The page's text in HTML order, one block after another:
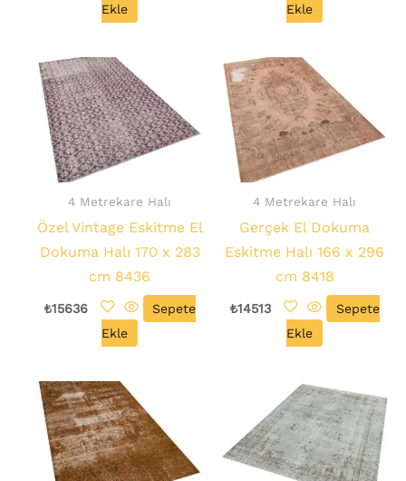
Ekle
Ekle
4 Metrekare Halı
Özel Vintage Eskitme El
Dokuma Halı 170 x 283
cm 8436
₺15636
Sepete
Ekle
4 Metrekare Halı
Gerçek El Dokuma
Eskitme Halı 166 x 296
cm 8418
₺14513
Sepete
Ekle